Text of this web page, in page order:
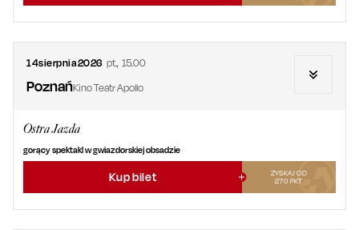
14sierpnia2026 pt., 15.00
PoznańKino Teatr Apollo
Ostra Jazda
gorący spektakl w gwiazdorskiej obsadzie
Kup bilet
ZYSKAJ OD
270 PKT